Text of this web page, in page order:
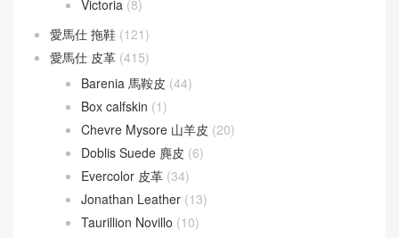
Verrou 17(74)
Verrou 21 (55)
愛馬仕(60)
Berline (9)
Cherche(24)
Victoria(8)
愛馬仕 拖鞋(121)
愛馬仕 皮革(415)